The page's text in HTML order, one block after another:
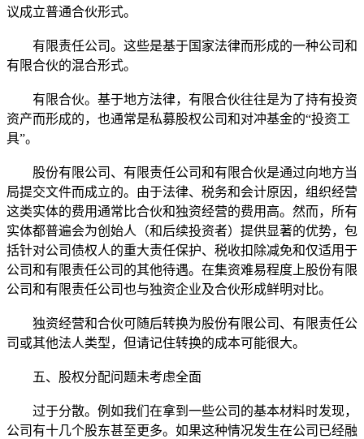
议成立普通合伙形式。
有限责任公司。这些是基于国家法律而形成的一种公司和
有限合伙的混合形式。
有限合伙。基于地方法律，有限合伙往往是为了持有投资
资产而形成的，也通常是私募股权公司和对冲基金的“投资工
具”。
股份有限公司、有限责任公司和有限合伙是通过向地方当
局提交文件而成立的。由于法律、税务和会计原因，组织经营
这类实体的费用通常比合伙和独资经营的费用高。然而，所有
实体都普遍会为创始人（和后续投资者）提供显著的优势，包
括针对公司债权人的重大责任保护、税收扣除减免和仅适用于
公司和有限责任公司的其他待遇。在集资难易程度上股份有限
公司和有限责任公司也与独资企业及合伙形成鲜明对比。
独资经营和合伙可随后转换为股份有限公司、有限责任公
司或其他法人类型，但请记住转换的成本可能很大。
五、股权分配问题未考虑全面
过于分散。例如我们在拿到一些公司的基本材料时发现，
公司有十几个股东甚至更多。如果这种情况发生在公司已经融